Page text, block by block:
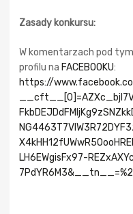
Zasady konkursu:
W komentarzach pod
profilu na FACEBOOKU:
https://
LH6EWgisFx97-